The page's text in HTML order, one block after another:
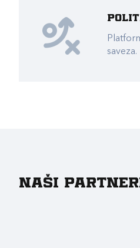
saveza.
Naši